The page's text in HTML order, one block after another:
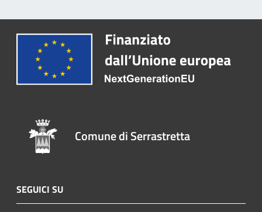
Comune di Serrastretta
SEGUICI SU